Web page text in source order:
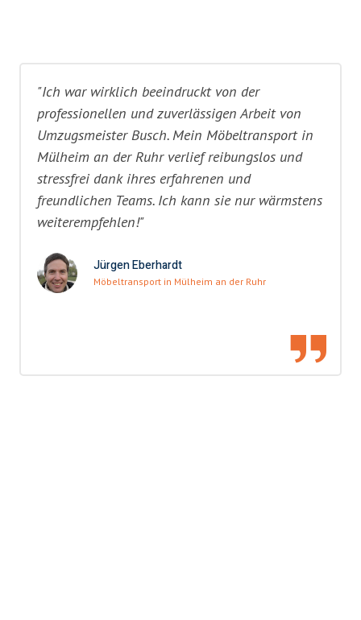
"Ich war wirklich beeindruckt von der
professionellen und zuverlässigen Arbeit von
Umzugsmeister Busch. Mein Möbeltransport in
Mülheim an der Ruhr verlief reibungslos und
stressfrei dank ihres erfahrenen und
freundlichen Teams. Ich kann sie nur wärmstens
weiterempfehlen!"
Jürgen Eberhardt
Möbeltransport in Mülheim an der Ruhr